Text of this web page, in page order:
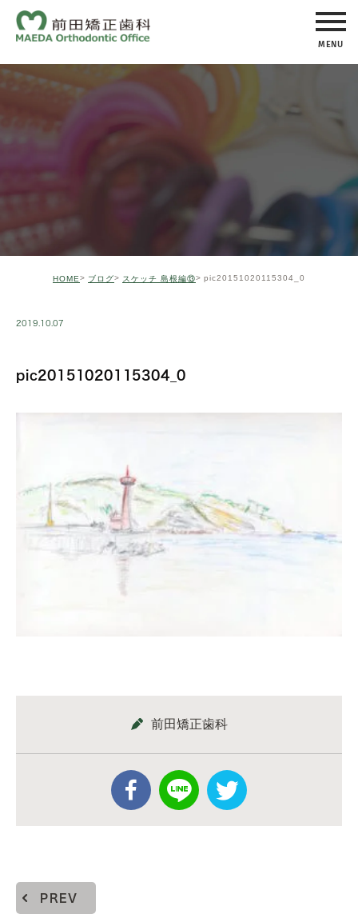
MENU
HOME ブログ スケッチ 島根編⑬ pic20151020115304_0
2019.10.07
pic20151020115304_0
前田矯正歯科
PREV